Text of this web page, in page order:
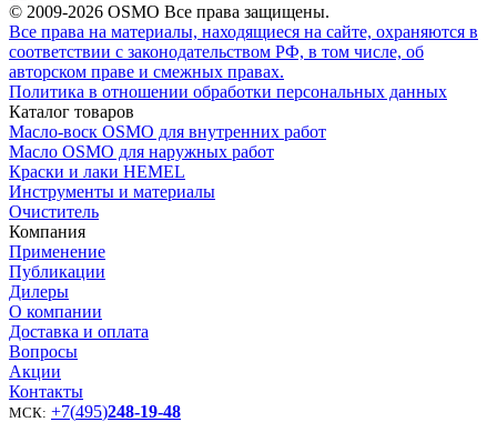
© 2009-2026 OSMO Все права защищены.
Все права на материалы, находящиеся на сайте, охраняются в
соответствии с законодательством РФ, в том числе, об
авторском праве и смежных правах.
Политика в отношении обработки персональных данных
Каталог товаров
Масло-воск OSMO для внутренних работ
Масло OSMO для наружных работ
Краски и лаки HEMEL
Инструменты и материалы
Очиститель
Компания
Применение
Публикации
Дилеры
О компании
Доставка и оплата
Вопросы
Акции
Контакты
МСК: +7(495)248-19-48